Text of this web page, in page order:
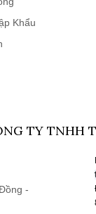
Khẩu
TY TNHH
-